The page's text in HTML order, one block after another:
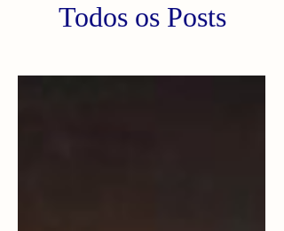
Todos os Posts